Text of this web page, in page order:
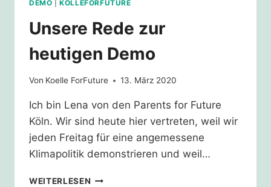
DEMO |KÖLLEFORFUTURE
Unsere Rede zur
heutigen Demo
Von Koelle ForFuture 13. März 2020
Ich bin Lena von den Parents for Future
Köln. Wir sind heute hier vertreten, weil wir
jeden Freitag für eine angemessene
Klimapolitik demonstrieren und weil…
WEITERLESEN UNSERE